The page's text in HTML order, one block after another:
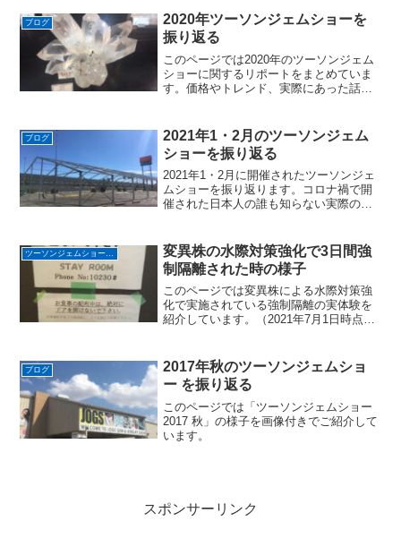
ブログ
2020年ツーソンジェムショーを
振り返る
このページでは2020年のツーソンジェム
ショーに関するリポートをまとめていま
す。価格やトレンド、実際にあった話を
ブログ
2021年1・2月のツーソンジェム
ショーを振り返る
2021年1・2月に開催されたツーソンジェ
ムショーを振り返ります。コロナ禍で開
催された日本人の誰も知らない実際の様
ツーソンジェムショーへ行く
変異株の水際対策強化で3日間強
制隔離された時の様子
このページでは変異株による水際対策強
化で実施されている強制隔離の実体験を
紹介しています。（2021年7月1日時点の
ブログ
2017年秋のツーソンジェムショ
ー を振り返る
このページでは「ツーソンジェムショー
2017 秋」の様子を画像付きでご紹介して
います。
スポンサーリンク